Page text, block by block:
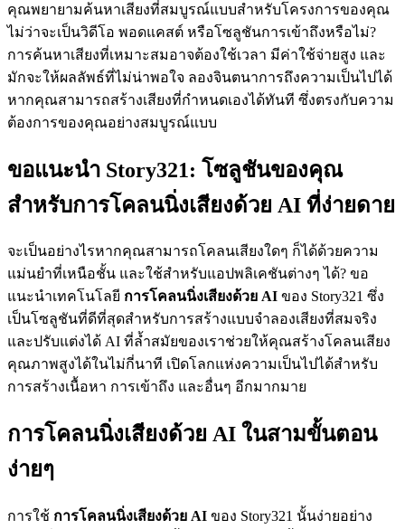
คุณพยายามค้นหาเสียงที่สมบูรณ์แบบสำหรับโครงการของคุณ
ไม่ว่าจะเป็นวิดีโอ พอดแคสต์ หรือโซลูชันการเข้าถึงหรือไม่?
การค้นหาเสียงที่เหมาะสมอาจต้องใช้เวลา มีค่าใช้จ่ายสูง และ
มักจะให้ผลลัพธ์ที่ไม่น่าพอใจ ลองจินตนาการถึงความเป็นไปได้
หากคุณสามารถสร้างเสียงที่กำหนดเองได้ทันที ซึ่งตรงกับความ
ต้องการของคุณอย่างสมบูรณ์แบบ
ขอแนะนำ Story321: โซลูชันของคุณ
สำหรับการโคลนนิ่งเสียงด้วย AI ที่ง่ายดาย
จะเป็นอย่างไรหากคุณสามารถโคลนเสียงใดๆ ก็ได้ด้วยความ
แม่นยำที่เหนือชั้น และใช้สำหรับแอปพลิเคชันต่างๆ ได้? ขอ
แนะนำเทคโนโลยี การโคลนนิ่งเสียงด้วย AI ของ Story321 ซึ่ง
เป็นโซลูชันที่ดีที่สุดสำหรับการสร้างแบบจำลองเสียงที่สมจริง
และปรับแต่งได้ AI ที่ล้ำสมัยของเราช่วยให้คุณสร้างโคลนเสียง
คุณภาพสูงได้ในไม่กี่นาที เปิดโลกแห่งความเป็นไปได้สำหรับ
การสร้างเนื้อหา การเข้าถึง และอื่นๆ อีกมากมาย
การโคลนนิ่งเสียงด้วย AI ในสามขั้นตอน
ง่ายๆ
การใช้ การโคลนนิ่งเสียงด้วย AI ของ Story321 นั้นง่ายอย่าง